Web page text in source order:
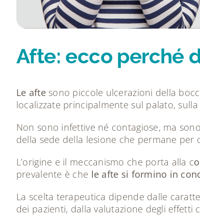
Afte: ecco perché
Le aftesono piccole ulcerazioni della
localizzate principalmente sul palato,
Non sono infettive né contagiose, ma
della sede della lesione che permane
L’origine e il meccanismo che porta alla c
prevalente è che le afte si formino in
La scelta terapeutica dipende dalle
dei pazienti, dalla valutazione degli effetti